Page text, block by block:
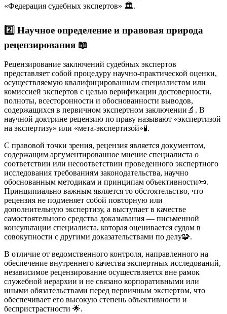
«Федерация судебных экспертов» 🏛️.
2️⃣ Научное определение и правовая природа
рецензирования 📖
Рецензирование заключений судебных экспертов
представляет собой процедуру научно-практической оценки,
осуществляемую квалифицированным специалистом или
комиссией экспертов с целью верификации достоверности,
полноты, всесторонности и обоснованности выводов,
содержащихся в первичном экспертном заключении 🔬. В
научной доктрине рецензию по праву называют «экспертизой
на экспертизу» или «мета-экспертизой»🧪.
С правовой точки зрения, рецензия является документом,
содержащим аргументированное мнение специалиста о
соответствии или несоответствии проведенного экспертного
исследования требованиям законодательства, научно
обоснованным методикам и принципам объективности📜.
Принципиально важным является то обстоятельство, что
рецензия не подменяет собой повторную или
дополнительную экспертизу, а выступает в качестве
самостоятельного средства доказывания — письменной
консультации специалиста, которая оценивается судом в
совокупности с другими доказательствами по делу🧩.
В отличие от ведомственного контроля, направленного на
обеспечение внутреннего качества экспертных исследований,
независимое рецензирование осуществляется вне рамок
служебной иерархии и не связано корпоративными или
иными обязательствами перед первичным экспертом, что
обеспечивает его высокую степень объективности и
беспристрастности 🌟.